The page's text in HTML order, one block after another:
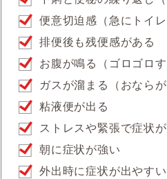
便意切迫感（急にトイ
排便後も残便感がある
お腹が鳴る（ゴロゴロす
ガスが溜まる（おならが
粘液便が出る
ストレスや緊張で症状
朝に症状が強い
外出時に症状が出やすい